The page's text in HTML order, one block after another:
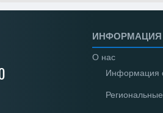
ИНФОРМАЦИЯ
О нас